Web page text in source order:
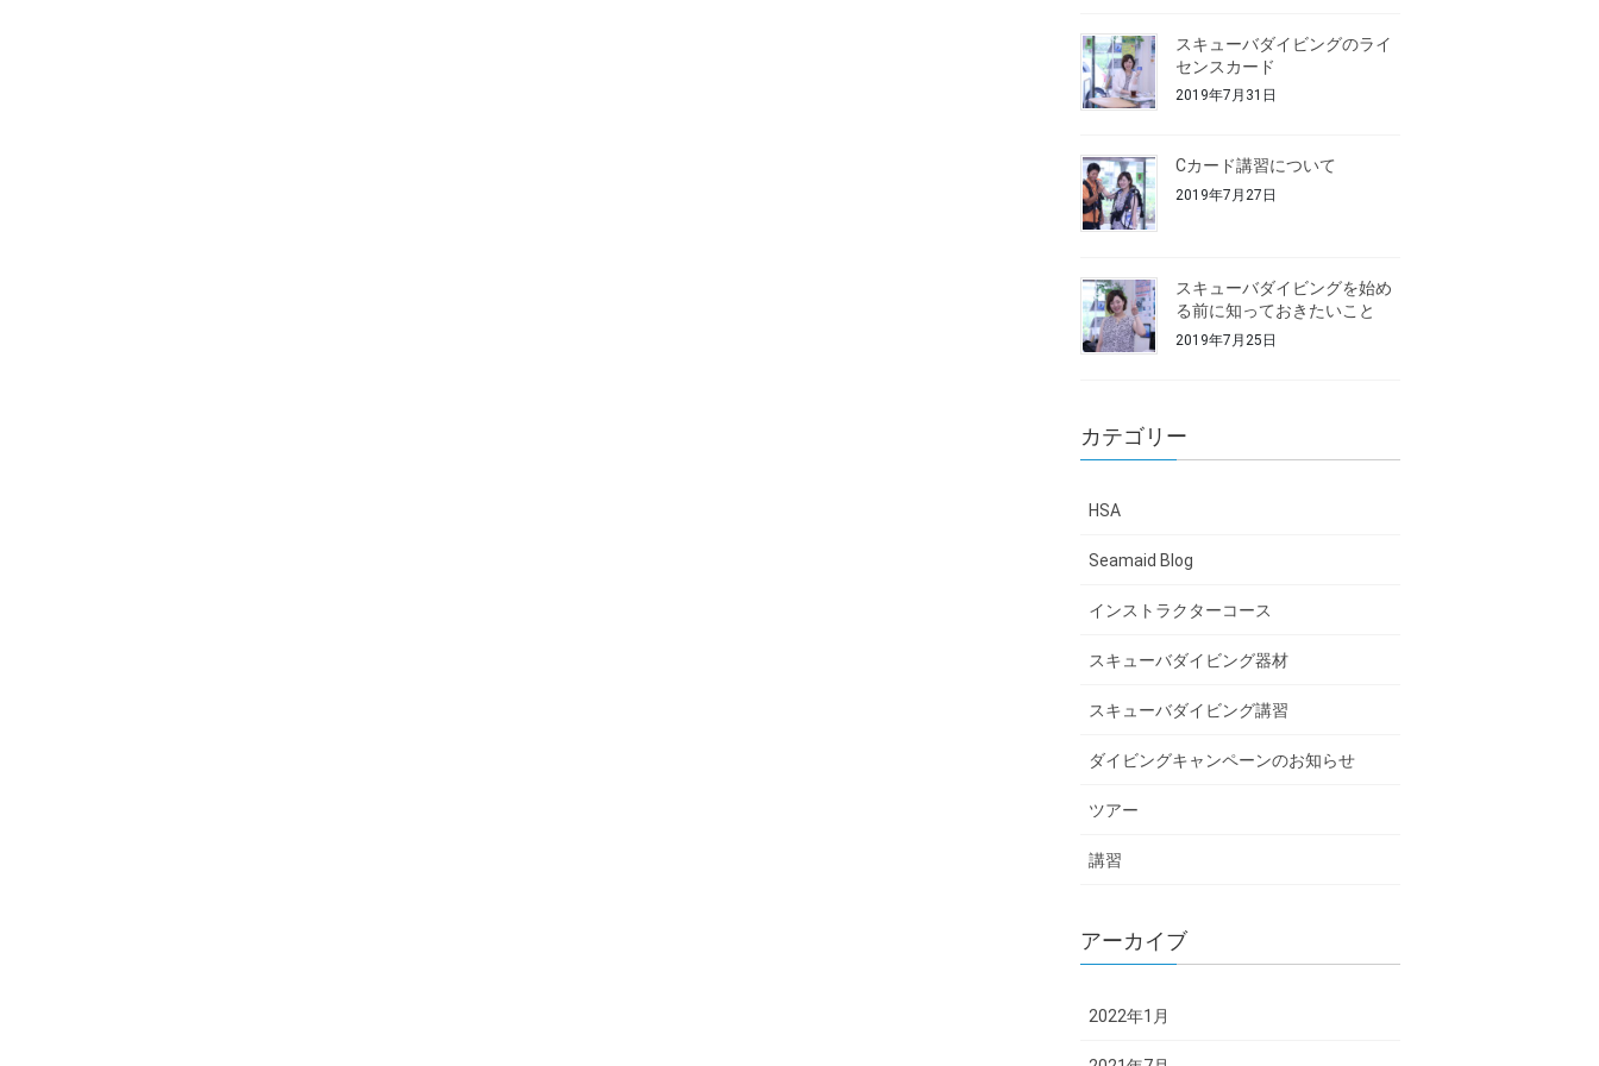
スキューバダイビングのライ
センスカード
2019年7月31日
Cカード講習について
2019年7月27日
スキューバダイビングを始め
る前に知っておきたいこと
2019年7月25日
カテゴリー
HSA
Seamaid Blog
インストラクターコース
スキューバダイビング器材
スキューバダイビング講習
ダイビングキャンペーンのお知らせ
ツアー
講習
アーカイブ
2022年1月